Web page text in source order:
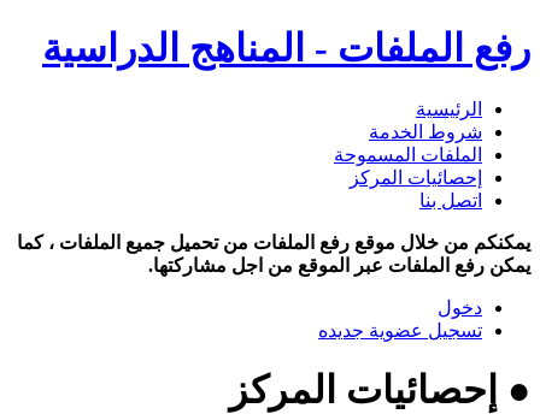
رفع الملفات - المناهج الدراسية
الرئيسية
شروط الخدمة
الملفات المسموحة
إحصائيات المركز
اتصل بنا
يمكنكم من خلال موقع رفع الملفات من تحميل جميع الملفات ، كما
يمكن رفع الملفات عبر الموقع من اجل مشاركتها.
دخول
تسجيل عضوية جديده
● إحصائيات المركز